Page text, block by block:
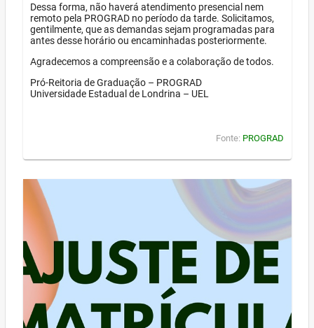
Dessa forma, não haverá atendimento presencial nem
remoto pela PROGRAD no período da tarde. Solicitamos,
gentilmente, que as demandas sejam programadas para
antes desse horário ou encaminhadas posteriormente.
Agradecemos a compreensão e a colaboração de todos.
Pró-Reitoria de Graduação – PROGRAD
Universidade Estadual de Londrina – UEL
Fonte: PROGRAD